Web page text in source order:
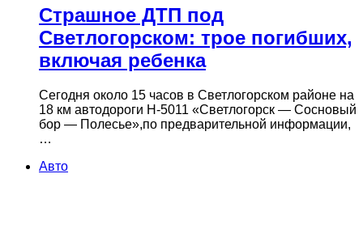
Страшное ДТП под
Светлогорском: трое погибших,
включая ребенка
Сегодня около 15 часов в Светлогорском районе на
18 км автодороги Н-5011 «Светлогорск — Сосновый
бор — Полесье»,по предварительной информации,
…
Авто